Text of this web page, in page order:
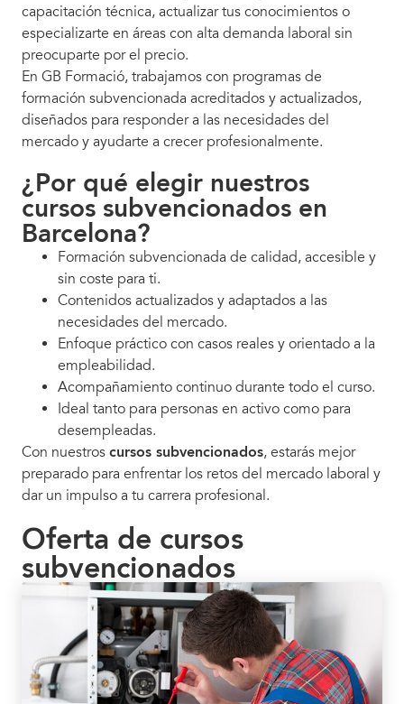
capacitación técnica, actualizar tus conocimientos o
especializarte en áreas con alta demanda laboral sin
preocuparte por el precio.
En GB Formació, trabajamos con programas de
formación subvencionada acreditados y actualizados,
diseñados para responder a las necesidades del
mercado y ayudarte a crecer profesionalmente.
¿Por qué elegir nuestros
cursos subvencionados en
Barcelona?
Formación subvencionada de calidad, accesible y
sin coste para ti.
Contenidos actualizados y adaptados a las
necesidades del mercado.
Enfoque práctico con casos reales y orientado a la
empleabilidad.
Acompañamiento continuo durante todo el curso.
Ideal tanto para personas en activo como para
desempleadas.
Con nuestros cursos subvencionados, estarás mejor
preparado para enfrentar los retos del mercado laboral y
dar un impulso a tu carrera profesional.
Oferta de cursos
subvencionados